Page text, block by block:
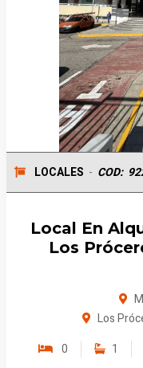
LOCALES - COD:
Local En
Los
Los
0
1